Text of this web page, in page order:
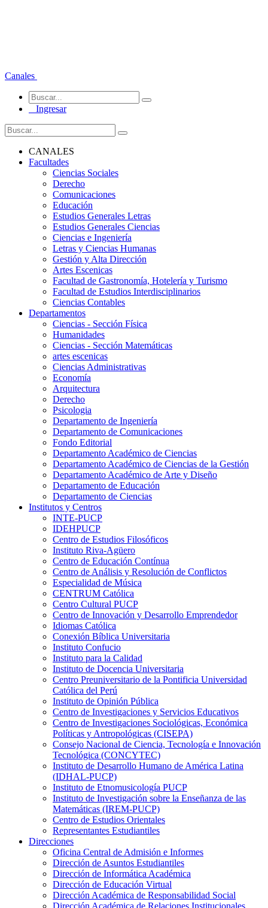
Canales
Ingresar
CANALES
Facultades
Ciencias Sociales
Derecho
Comunicaciones
Educación
Estudios Generales Letras
Estudios Generales Ciencias
Ciencias e Ingeniería
Letras y Ciencias Humanas
Gestión y Alta Dirección
Artes Escenicas
Facultad de Gastronomía, Hotelería y Turismo
Facultad de Estudios Interdisciplinarios
Ciencias Contables
Departamentos
Ciencias - Sección Física
Humanidades
Ciencias - Sección Matemáticas
artes escenicas
Ciencias Administrativas
Economía
Arquitectura
Derecho
Psicologia
Departamento de Ingeniería
Departamento de Comunicaciones
Fondo Editorial
Departamento Académico de Ciencias
Departamento Académico de Ciencias de la Gestión
Departamento Académico de Arte y Diseño
Departamento de Educación
Departamento de Ciencias
Institutos y Centros
INTE-PUCP
IDEHPUCP
Centro de Estudios Filosóficos
Instituto Riva-Agüero
Centro de Educación Contínua
Centro de Análisis y Resolución de Conflictos
Especialidad de Música
CENTRUM Católica
Centro Cultural PUCP
Centro de Innovación y Desarrollo Emprendedor
Idiomas Católica
Conexión Bíblica Universitaria
Instituto Confucio
Instituto para la Calidad
Instituto de Docencia Universitaria
Centro Preuniversitario de la Pontificia Universidad
Católica del Perú
Instituto de Opinión Pública
Centro de Investigaciones y Servicios Educativos
Centro de Investigaciones Sociológicas, Económica
Políticas y Antropológicas (CISEPA)
Consejo Nacional de Ciencia, Tecnología e Innovación
Tecnológica (CONCYTEC)
Instituto de Desarrollo Humano de América Latina
(IDHAL-PUCP)
Instituto de Etnomusicología PUCP
Instituto de Investigación sobre la Enseñanza de las
Matemáticas (IREM-PUCP)
Centro de Estudios Orientales
Representantes Estudiantiles
Direcciones
Oficina Central de Admisión e Informes
Dirección de Asuntos Estudiantiles
Dirección de Informática Académica
Dirección de Educación Virtual
Dirección Académica de Responsabilidad Social
Dirección Académica de Relaciones Institucionales